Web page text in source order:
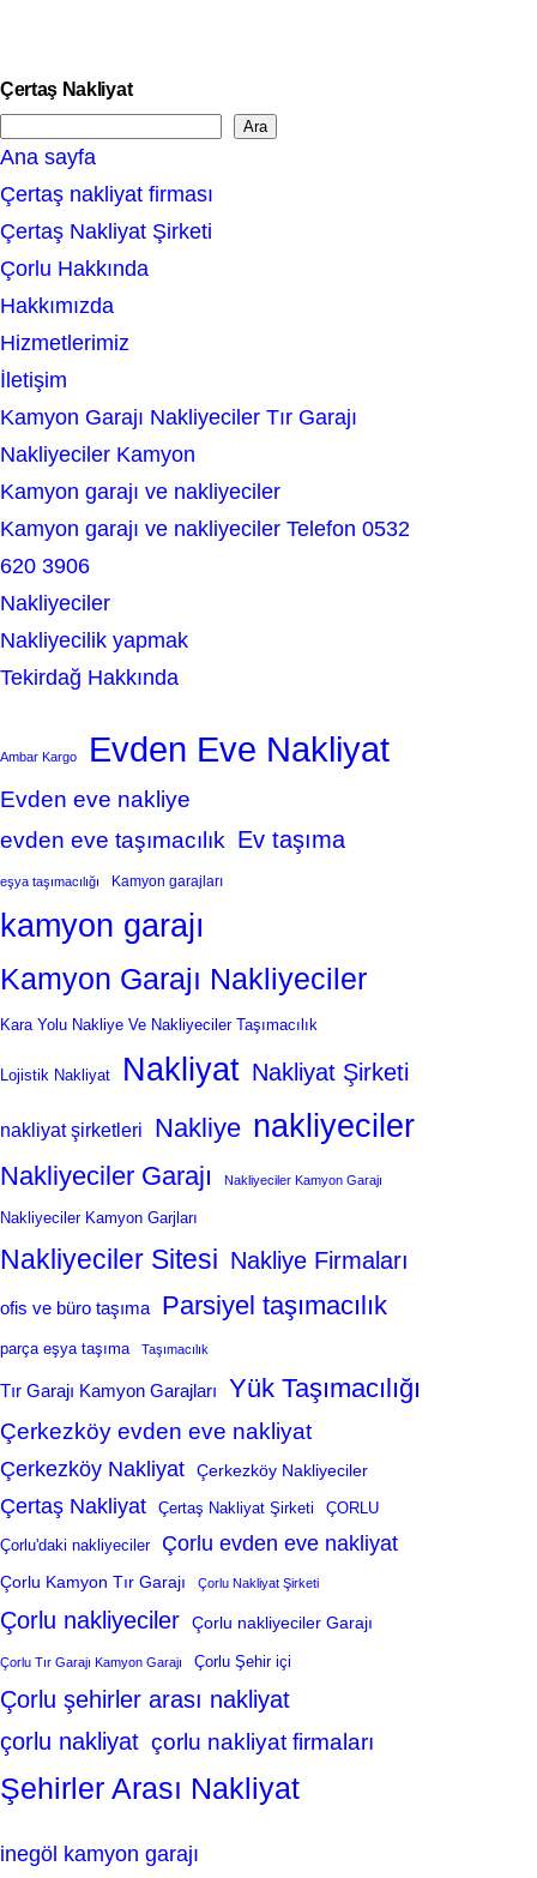
Çertaş Nakliyat
e
a
r
c
h
Ara
Ana sayfa
Çertaş nakliyat firması
Çertaş Nakliyat Şirketi
Çorlu Hakkında
Hakkımızda
Hizmetlerimiz
İletişim
Kamyon Garajı Nakliyeciler Tır Garajı
Nakliyeciler Kamyon
Kamyon garajı ve nakliyeciler
Kamyon garajı ve nakliyeciler Telefon 0532
620 3906
Nakliyeciler
Nakliyecilik yapmak
Tekirdağ Hakkında
Ambar Kargo Evden Eve Nakliyat
Evden eve nakliye
evden eve taşımacılık Ev taşıma
eşya taşımacılığı Kamyon garajları
kamyon garajı
Kamyon Garajı Nakliyeciler
Kara Yolu Nakliye Ve Nakliyeciler Taşımacılık
Lojistik Nakliyat Nakliyat Nakliyat Şirketi
nakliyat şirketleri Nakliye nakliyeciler
Nakliyeciler Garajı Nakliyeciler Kamyon Garajı
Nakliyeciler Kamyon Garjları
Nakliyeciler Sitesi Nakliye Firmaları
ofis ve büro taşıma Parsiyel taşımacılık
parça eşya taşıma Taşımacılık
Tır Garajı Kamyon Garajları Yük Taşımacılığı
Çerkezköy evden eve nakliyat
Çerkezköy Nakliyat Çerkezköy Nakliyeciler
Çertaş Nakliyat Çertaş Nakliyat Şirketi ÇORLU
Çorlu'daki nakliyeciler Çorlu evden eve nakliyat
Çorlu Kamyon Tır Garajı Çorlu Nakliyat Şirketi
Çorlu nakliyeciler Çorlu nakliyeciler Garajı
Çorlu Tır Garajı Kamyon Garajı Çorlu Şehir içi
Çorlu şehirler arası nakliyat
çorlu nakliyat çorlu nakliyat firmaları
Şehirler Arası Nakliyat
inegöl kamyon garajı